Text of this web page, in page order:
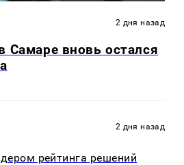
2 дня назад
вновь остался
2 дня назад
рейтинга решений